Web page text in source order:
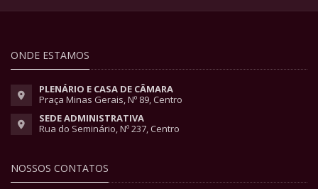
ONDE ESTAMOS
PLENÁRIO E CASA DE CÂMARA
Praça Minas Gerais, Nº 89, Centro
SEDE ADMINISTRATIVA
Rua do Seminário, Nº 237, Centro
NOSSOS CONTATOS